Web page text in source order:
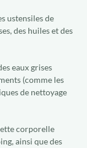
ustensiles de
des huiles et des
eaux grises
(comme les
de nettoyage
corporelle
ainsi que des